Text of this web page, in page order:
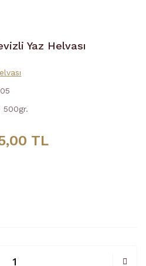
Yaz Helvası
500gr.
TL